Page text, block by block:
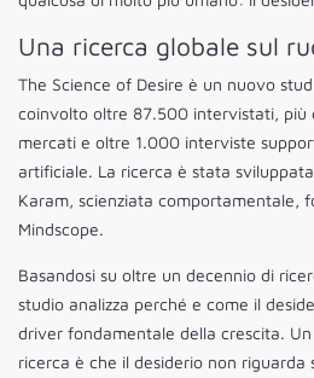
Una ricerca globale sul
The Science of Desire è un nuovo
coinvolto oltre 87.500 intervistati, più
mercati e oltre 1.000 interviste
artificiale. La ricerca è stata
Karam, scienziata comportamentale,
Mindscope.
Basandosi su oltre un decennio di
studio analizza perché e come il
driver fondamentale della crescita.
ricerca è che il desiderio non